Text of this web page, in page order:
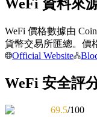
成為跟單交易員
坐享盈利分成
WeFi 資料來
WeFi 價格數據由
貨幣交易所匯總。價
Official Website
WeFi 安全評
69.5/100